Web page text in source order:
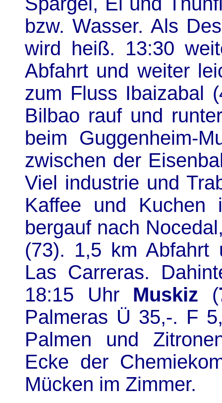
bzw. Wasser. Als
wird heiß. 13:30
Abfahrt und weiter
zum Fluss Ibaizabal
Bilbao rauf und
beim Guggenheim-
zwischen der
Viel industrie und
Kaffee und Kuchen
bergauf nach
(73). 1,5 km Abfahrt
Las Carreras.
18:15 Uhr Muskiz (
Palmeras Ü 35,-. F
Palmen und
Ecke der
Mücken im Zimmer.